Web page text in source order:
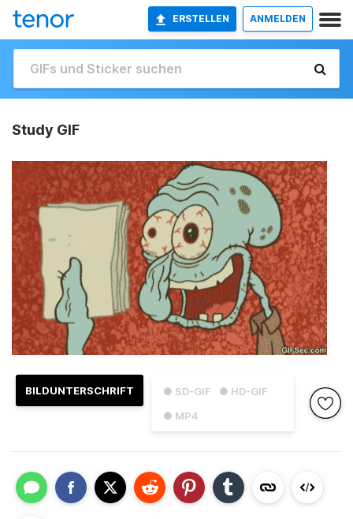
ERSTELLEN ANMELDEN
Study GIF
● SD-GIF
● HD-GIF
● MP4
BILDUNTERSCHRIFT